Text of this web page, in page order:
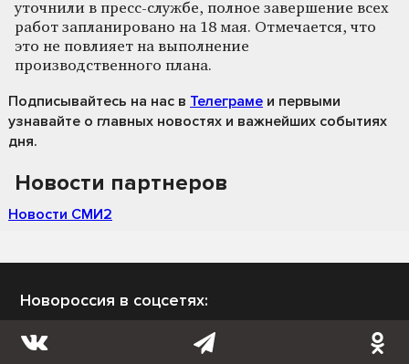
уточнили в пресс-службе, полное завершение всех
работ запланировано на 18 мая. Отмечается, что
это не повлияет на выполнение
производственного плана.
Подписывайтесь на нас в Телеграме и первыми
узнавайте о главных новостях и важнейших событиях
дня.
Новости партнеров
Новости СМИ2
Новороссия в соцсетях: